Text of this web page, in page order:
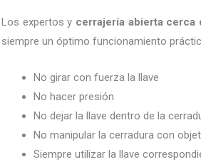
Los expertos y cerrajería abierta cerca
siempre un óptimo funcionamiento
No girar con fuerza la llave
No hacer presión
No dejar la llave dentro de la
No manipular la cerradura con
Siempre utilizar la llave